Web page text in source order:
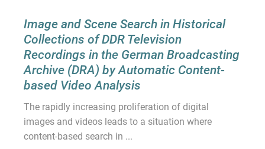
Image and Scene Search in Historical
Collections of DDR Television
Recordings in the German Broadcasting
Archive (DRA) by Automatic Content-
based Video Analysis
The rapidly increasing proliferation of digital
images and videos leads to a situation where
content-based search in ...